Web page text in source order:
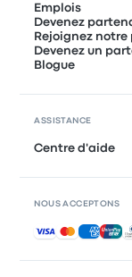
Emplois
Devenez
Rejoignez
Devenez un
Blogue
ASSISTANCE
Centre d'aide
NOUS ACCEPTONS
Paiements